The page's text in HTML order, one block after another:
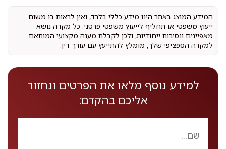
המידע המוצג באתר הינו מידע כללי בלבד, ואין לראות בו משום
ייעוץ משפטי או תחליף לייעוץ משפטי פרטני. כל מקרה נושא
מאפיינים ונסיבות ייחודיות, ולכן לקבלת מענה מקצועי המותאם
למקרה הספציפי שלך, מומלץ להתייעץ עם עורך דין.
למידע נוסף מלאו את הפרטים ונחזור
אליכם בהקדם: